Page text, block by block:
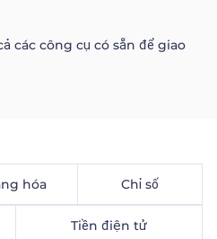
các công cụ có sẵn để giao
hóa Chỉ số
Tiền điện tử